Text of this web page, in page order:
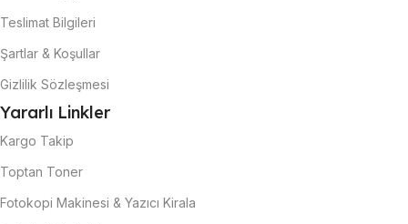
Teslimat Bilgileri
Şartlar & Koşullar
Gizlilik Sözleşmesi
Yararlı Linkler
Kargo Takip
Toptan Toner
Fotokopi Makinesi & Yazıcı Kirala